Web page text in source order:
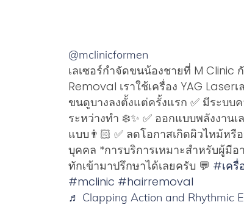
@mclinicformen
เลเซอร์กำจัดขนน้องชายที่ M Clinic
Removal เราใช้เครื่อง YAG Laser
ขนดูบางลงตั้งแต่ครั้งแรก ✅ มีระบบ
ระหว่างทำ ❄️✨ ✅ ออกแบบพลังงาน
แบบ👨🏻 ✅ ลดโอกาสเกิดผิวไหม้ห
บุคคล *การบริการเหมาะสำหรับผู้มีอ
ทักเข้ามาปรึกษาได้เลยครับ 💬 #เครื่
#mclinic #hairremoval
♬ Clapping Action and Rhythmic